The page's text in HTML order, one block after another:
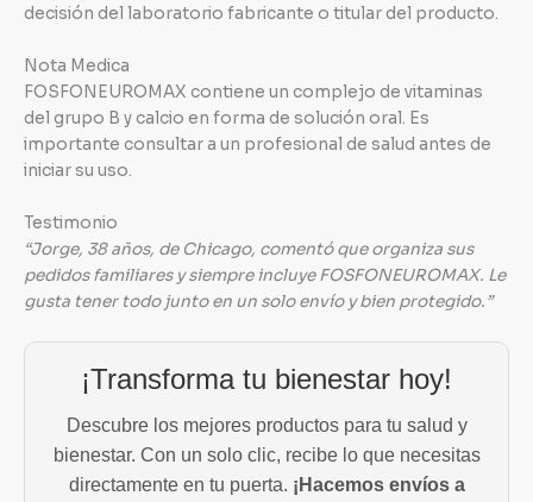
decisión del laboratorio fabricante o titular del producto.
Nota Medica
FOSFONEUROMAX contiene un complejo de vitaminas
del grupo B y calcio en forma de solución oral. Es
importante consultar a un profesional de salud antes de
iniciar su uso.
Testimonio
“Jorge, 38 años, de Chicago, comentó que organiza sus
pedidos familiares y siempre incluye FOSFONEUROMAX. Le
gusta tener todo junto en un solo envío y bien protegido.”
¡Transforma tu bienestar hoy!
Descubre los mejores productos para tu salud y
bienestar. Con un solo clic, recibe lo que necesitas
directamente en tu puerta. ¡Hacemos envíos a